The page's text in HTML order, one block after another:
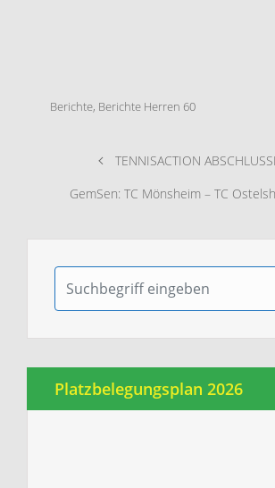
Berichte, Berichte Herren 60
TENNISACTION
GemSen: TC Mönsheim – TC
Platzbelegungsplan 2026